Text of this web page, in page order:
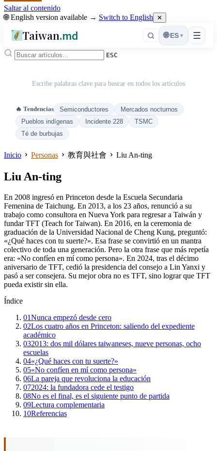
Saltar al contenido
🌐 English version available → Switch to English ✕
Taiwan.md ☰
🌐 ES ▾
ESC
Escribe palabras clave para buscar en todos los artículos
🔥 Tendencias Semiconductores
Mercados nocturnos
Pueblos indígenas
Incidente 228
TSMC
Té de burbujas
Inicio Personas 教育與社會 Liu An-ting
Liu An-ting
En 2008 ingresó en Princeton desde la Escuela Secundaria
Femenina de Taichung. En 2013, a los 23 años, renunció a su
trabajo como consultora en Nueva York para regresar a Taiwán y
fundar TFT (Teach for Taiwan). En 2016, en la ceremonia de
graduación de la Universidad Nacional de Cheng Kung, preguntó:
«¿Qué haces con tu suerte?». Esa frase se convirtió en un mantra
colectivo de toda una generación. Pero la otra frase que más repetía
era: «No confíen en mí como persona». En 2024, tras el décimo
aniversario de TFT, cedió la presidencia del consejo a Lin Yanxi y
pasó a ser consejera. Su mejor obra no es TFT, sino lograr que TFT
pueda existir sin ella.
Índice
01Nunca empezó desde cero
02Los cuatro años en Princeton: saliendo del expediente
académico
032013: dos mil dólares taiwaneses, nueve personas, ocho
escuelas
04«¿Qué haces con tu suerte?»
05«No confíen en mí como persona»
06La pareja que revoluciona la educación
072024: la fundadora cede el testigo
08No es el final, es el siguiente punto de partida
09Lectura complementaria
10Referencias